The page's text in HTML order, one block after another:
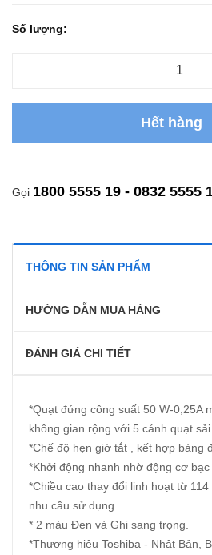
Số lượng:
Hết hàng
Gọi 1800 5555 19 - 0832 5555
THÔNG TIN SẢN PHẨM
HƯỚNG DẪN MUA HÀNG
ĐÁNH GIÁ CHI TIẾT
*Quạt đứng công suất 50 W-0,25A
không gian rộng với 5 cánh quạt sải
*Chế độ hẹn giờ tắt , kết hợp bảng
*Khởi động nhanh nhờ động cơ bạc
*Chiều cao thay đổi linh hoạt từ
nhu cầu sử dụng.
* 2 màu Đen và Ghi sang trọng.
*Thương hiệu Toshiba - Nhật Bản,